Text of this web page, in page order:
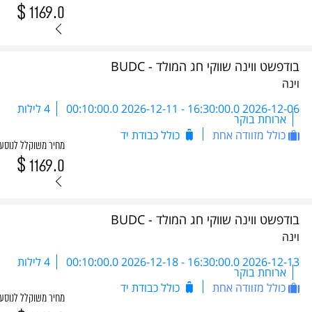
1169.0
$
בודפשט ווינה שווקי חג המולד - BUDC
וינה
2026-12-06 16:30:00.0
- 4 לילות
ארוחת בוקר
כולל מזוודה אחת
כולל כבודת יד
מחיר משוקלל לנוסע
1169.0
$
בודפשט ווינה שווקי חג המולד - BUDC
וינה
2026-12-13 16:30:00.0
- 4 לילות
ארוחת בוקר
כולל מזוודה אחת
כולל כבודת יד
מחיר משוקלל לנוסע